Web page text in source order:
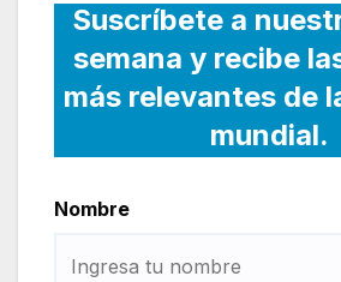
Suscríbete a
semana y recibe
más relevantes de
mundial.
Nombre